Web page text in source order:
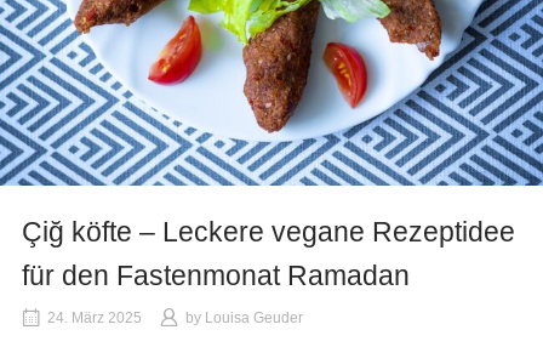
Çiğ köfte – Leckere vegane Rezeptidee
für den Fastenmonat Ramadan
24. März 2025 by Louisa Geuder